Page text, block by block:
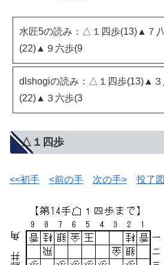
水匠5の読み：△１四歩(13)▲７
(22)▲９六歩(9
dlshogiの読み：△１四歩(13)▲
(22)▲３六歩(3
△１四歩
<<初手 <前の手 次の手> 投了